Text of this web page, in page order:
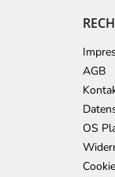
AGB
OS